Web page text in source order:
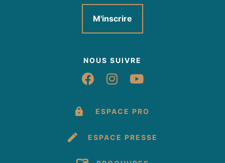
M'inscrire
NOUS SUIVRE
Suivez-nous sur
Suivez-nous sur
Suivez-nous
ESPACE PRO
ESPACE PRESSE